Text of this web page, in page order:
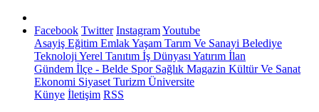
Facebook Twitter InstagramYoutube
Asayiş Eğitim EmlakYaşam Tarım Ve Sanayi Belediye
Teknoloji Yerel Tanıtım İş Dünyası Yatırım İlan
Gündem İlçe - Belde SporSağlık Magazin Kültür Ve Sanat
Ekonomi Siyaset Turizm Üniversite
Künye İletişim RSS